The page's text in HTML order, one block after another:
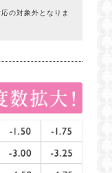
の対象外となりま